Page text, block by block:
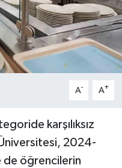
A- A+
karşılıksız
2024-
de öğrencilerin